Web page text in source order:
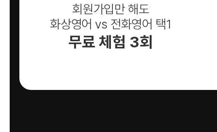
회원가입만 해도
화상영어 vs 전화영어 택1
무료 체험 3회